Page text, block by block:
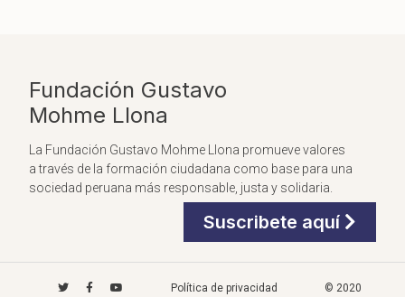
Fundación Gustavo
Mohme Llona
La Fundación Gustavo Mohme Llona promueve valores
a través de la formación ciudadana como base para una
sociedad peruana más responsable, justa y solidaria.
Suscribete aquí
Política de privacidad © 2020